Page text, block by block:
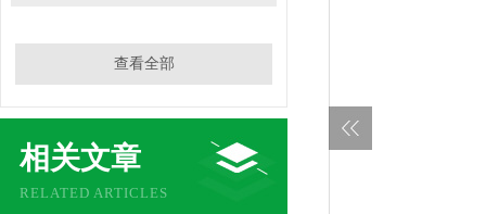
查看全部
相关文章
RELATED ARTICLES